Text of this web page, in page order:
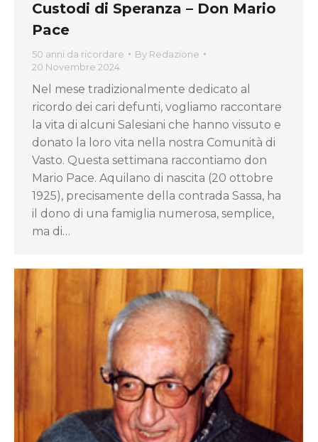
Custodi di Speranza – Don Mario
Pace
50 anni da ricordare By Redazione
20 Novembre 2024
Nel mese tradizionalmente dedicato al
ricordo dei cari defunti, vogliamo raccontare
la vita di alcuni Salesiani che hanno vissuto e
donato la loro vita nella nostra Comunità di
Vasto. Questa settimana raccontiamo don
Mario Pace. Aquilano di nascita (20 ottobre
1925), precisamente della contrada Sassa, ha
il dono di una famiglia numerosa, semplice,
ma di…